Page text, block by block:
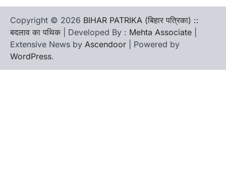
Copyright © 2026 BIHAR PATRIKA (बिहार पत्रिका) ::
बदलाव का पथिक | Developed By : Mehta Associate
Extensive News by Ascendoor | Powered by
WordPress.